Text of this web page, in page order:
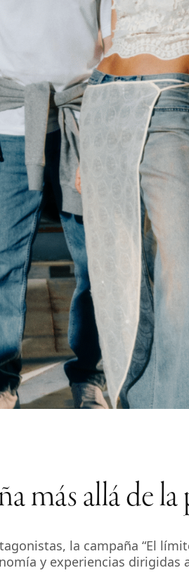
más allá de la
la campaña “El
y experiencias dirigidas